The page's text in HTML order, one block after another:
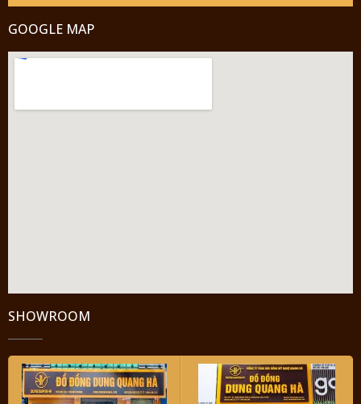
GOOGLE MAP
SHOWROOM